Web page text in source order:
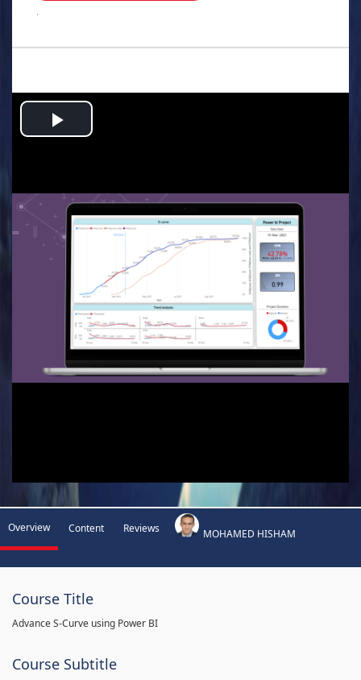
.
Play
Overview Content Reviews MOHAMED HISHAM
Course Title
Advance S-Curve using Power BI
Course Subtitle